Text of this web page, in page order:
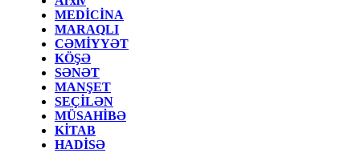
MEDİCİNA
MARAQLI
CƏMİYYƏT
KÖŞƏ
SƏNƏT
MANŞET
SEÇİLƏN
MÜSAHİBƏ
KİTAB
HADİSƏ